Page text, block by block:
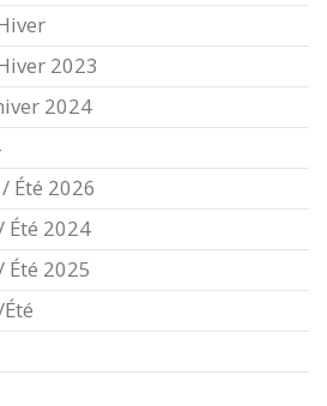
2023
2024
Été 2026
Été 2024
2025